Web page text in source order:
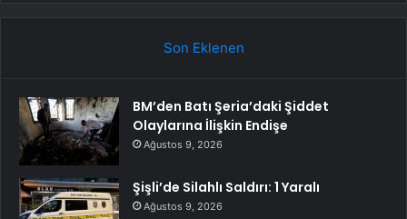
Son Eklenen
BM’den Batı Şeria’daki Şiddet
Olaylarına İlişkin Endişe
Ağustos 9, 2026
Şişli’de Silahlı Saldırı: 1 Yaralı
Ağustos 9, 2026